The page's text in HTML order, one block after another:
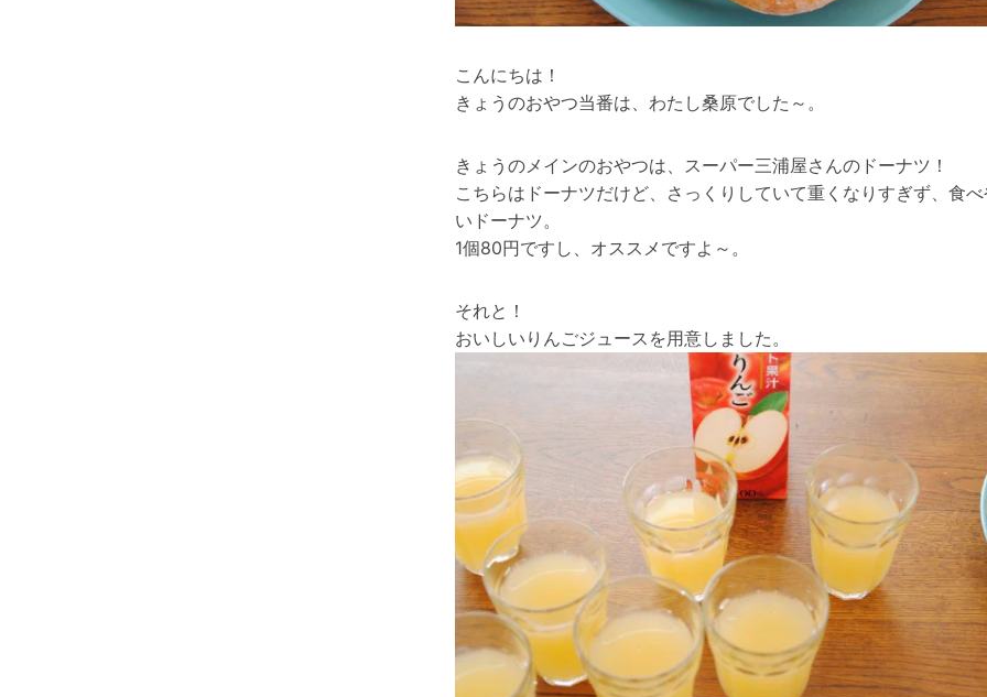
こんにちは！
きょうのおやつ当番は、わたし桑原でした～。
きょうのメインのおやつは、スーパー三浦屋さんのドーナツ！
こちらはドーナツだけど、さっくりしていて重くなりすぎず、食
いドーナツ。
1個80円ですし、オススメですよ～。
それと！
おいしいりんごジュースを用意しました。